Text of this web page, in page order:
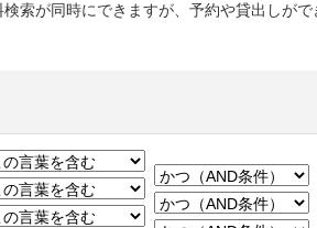
索が同時にできますが、予約や貸出しがで